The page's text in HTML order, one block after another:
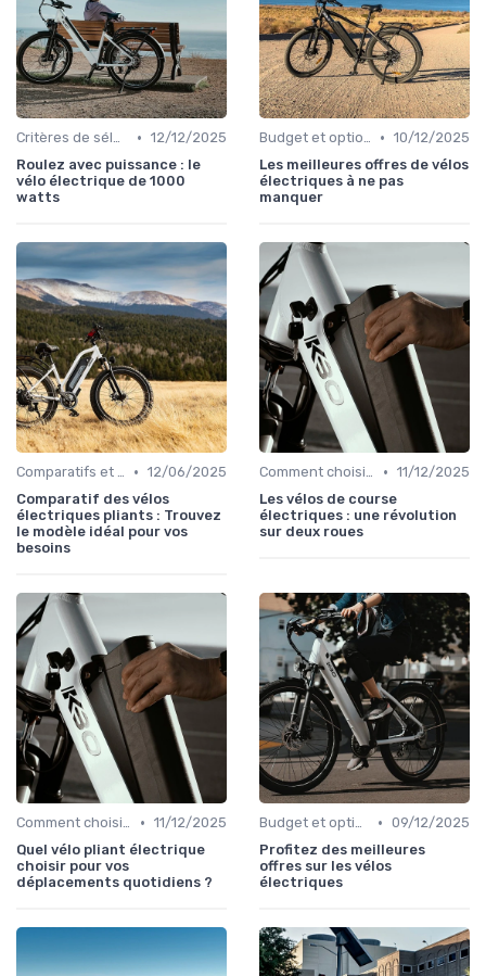
Critères de sélection (autonomie, puissance, poids) • 12/12/2025
Roulez avec puissance : le
vélo électrique de 1000
watts
Budget et options de financement • 10/12/2025
Les meilleures offres de vélos
électriques à ne pas
manquer
Comparatifs et tests de vélos électriques • 12/06/2025
Comparatif des vélos
électriques pliants : Trouvez
le modèle idéal pour vos
besoins
Comment choisir un vélo électrique • 11/12/2025
Les vélos de course
électriques : une révolution
sur deux roues
Comment choisir un vélo électrique • 11/12/2025
Quel vélo pliant électrique
choisir pour vos
déplacements quotidiens ?
Budget et options de financement • 09/12/2025
Profitez des meilleures
offres sur les vélos
électriques